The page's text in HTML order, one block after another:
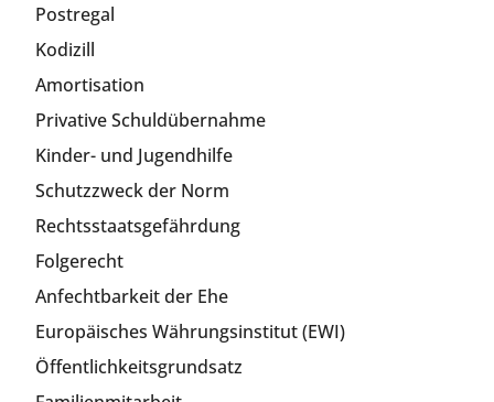
Postregal
Kodizill
Amortisation
Privative Schuldübernahme
Kinder- und Jugendhilfe
Schutzzweck der Norm
Rechtsstaatsgefährdung
Folgerecht
Anfechtbarkeit der Ehe
Europäisches Währungsinstitut (EWI)
Öffentlichkeitsgrundsatz